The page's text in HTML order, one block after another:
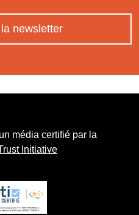
newsletter
média certifié par la
Initiative